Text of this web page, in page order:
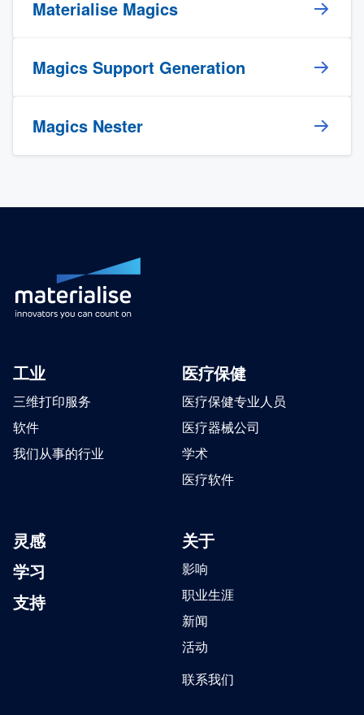
Materialise Magics
Magics Support Generation
Magics Nester
工业
三维打印服务
软件
我们从事的行业
医疗保健
医疗保健专业人员
医疗器械公司
学术
医疗软件
灵感
学习
支持
关于
影响
职业生涯
新闻
活动
联系我们